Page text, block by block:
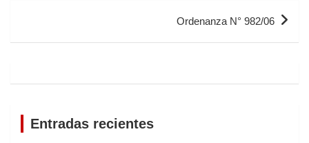
Ordenanza N° 982/06
Entradas recientes